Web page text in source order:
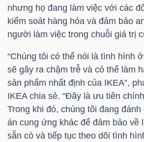
nhưng họ đang làm việc với các
kiểm soát hàng hóa và đảm bảo
người làm việc trong chuỗi giá trị
“Chúng tôi có thể nói là tình hình
sẽ gây ra chậm trễ và có thể làm
sản phẩm nhất định của IKEA”,
IKEA chia sẻ. “Đây là ưu tiên
Trong khi đó, chúng tôi đang
án cung ứng khác để đảm bảo về
sẵn có và tiếp tục theo dõi tình
LIỆU
Ngành
VS-
SECTOR